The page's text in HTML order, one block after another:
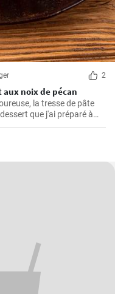
2
noix de pécan
la tresse de pâte
que j'ai préparé à
de caramel, la saveur
feuilletée font qu'il est